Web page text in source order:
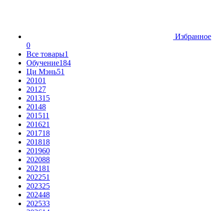
Избранное
0
Все товары1
Обучение184
Ци Мэнь51
20101
20127
201315
20148
201511
201621
201718
201818
201960
202088
202181
202251
202325
202448
202533